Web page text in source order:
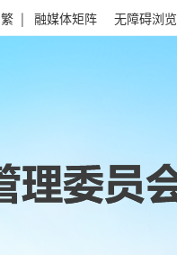
繁 | 融媒体矩阵 无障碍浏览